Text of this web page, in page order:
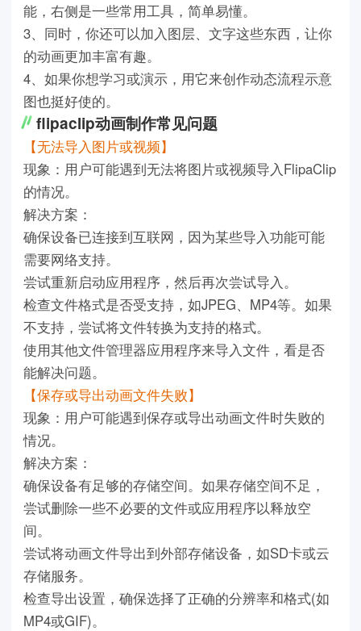
能，右侧是一些常用工具，简单易懂。
3、同时，你还可以加入图层、文字这些东西，让你
的动画更加丰富有趣。
4、如果你想学习或演示，用它来创作动态流程示意
图也挺好使的。
flipaclip动画制作常见问题
【无法导入图片或视频】
现象：用户可能遇到无法将图片或视频导入FlipaClip
的情况。
解决方案：
确保设备已连接到互联网，因为某些导入功能可能
需要网络支持。
尝试重新启动应用程序，然后再次尝试导入。
检查文件格式是否受支持，如JPEG、MP4等。如果
不支持，尝试将文件转换为支持的格式。
使用其他文件管理器应用程序来导入文件，看是否
能解决问题。
【保存或导出动画文件失败】
现象：用户可能遇到保存或导出动画文件时失败的
情况。
解决方案：
确保设备有足够的存储空间。如果存储空间不足，
尝试删除一些不必要的文件或应用程序以释放空
间。
尝试将动画文件导出到外部存储设备，如SD卡或云
存储服务。
检查导出设置，确保选择了正确的分辨率和格式(如
MP4或GIF)。